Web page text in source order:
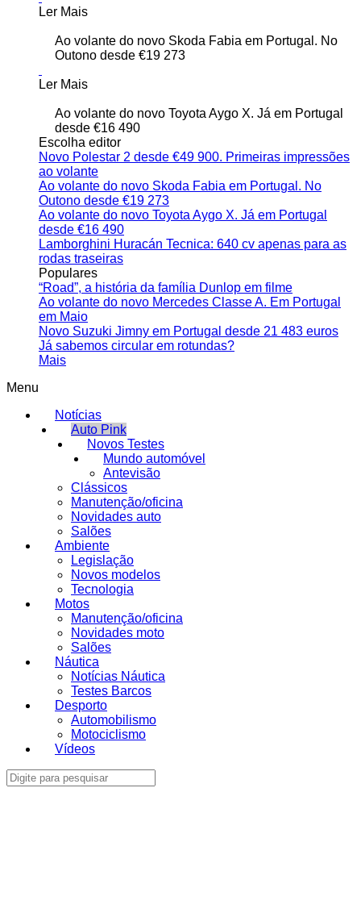
Ler Mais
Ao volante do novo Skoda Fabia em Portugal. No
Outono desde €19 273
Ler Mais
Ao volante do novo Toyota Aygo X. Já em Portugal
desde €16 490
Escolha editor
Novo Polestar 2 desde €49 900. Primeiras impressões
ao volante
Ao volante do novo Skoda Fabia em Portugal. No
Outono desde €19 273
Ao volante do novo Toyota Aygo X. Já em Portugal
desde €16 490
Lamborghini Huracán Tecnica: 640 cv apenas para as
rodas traseiras
Populares
“Road”, a história da família Dunlop em filme
Ao volante do novo Mercedes Classe A. Em Portugal
em Maio
Novo Suzuki Jimny em Portugal desde 21 483 euros
Já sabemos circular em rotundas?
Mais
Menu
Notícias
Auto Pink
Novos Testes
Mundo automóvel
Antevisão
Clássicos
Manutenção/oficina
Novidades auto
Salões
Ambiente
Legislação
Novos modelos
Tecnologia
Motos
Manutenção/oficina
Novidades moto
Salões
Náutica
Notícias Náutica
Testes Barcos
Desporto
Automobilismo
Motociclismo
Vídeos